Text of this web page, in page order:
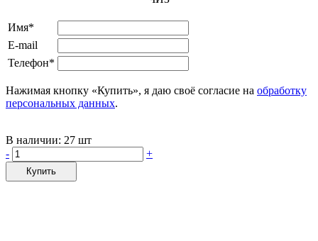
Имя*
E-mail
Телефон*
Нажимая кнопку «Купить», я даю своё согласие на обработку
персональных данных.
В наличии: 27 шт
-
+
Купить